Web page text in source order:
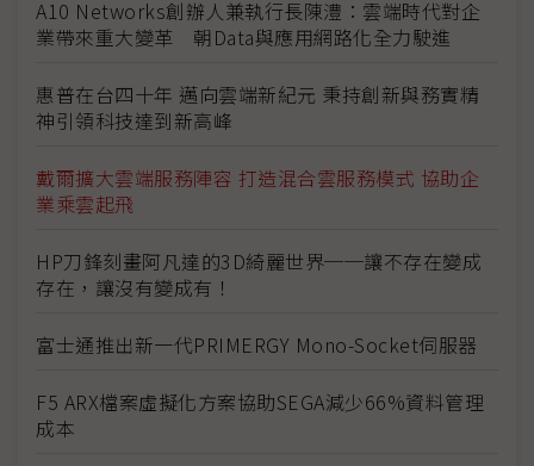
A10 Networks創辦人兼執行長陳澧：雲端時代對企
業帶來重大變革 朝Data與應用網路化全力駛進
惠普在台四十年 邁向雲端新紀元 秉持創新與務實精
神引領科技達到新高峰
戴爾擴大雲端服務陣容 打造混合雲服務模式 協助企
業乘雲起飛
HP刀鋒刻畫阿凡達的3D綺麗世界──讓不存在變成
存在，讓沒有變成有！
富士通推出新一代PRIMERGY Mono-Socket伺服器
F5 ARX檔案虛擬化方案協助SEGA減少66%資料管理
成本